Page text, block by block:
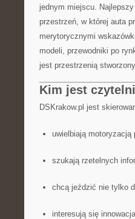
jednym miejscu.
przestrzeń, w której auta
merytorycznymi
modeli, przewodniki po
jest przestrzenią
Kim jest
DSKrakow.pl jest
uwielbiają motoryzacją
szukają rzetelnych
chcą jeździć nie tylko
interesują się